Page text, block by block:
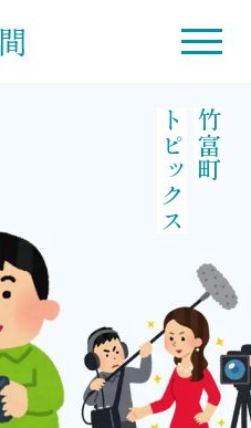
竹富町
トピックス